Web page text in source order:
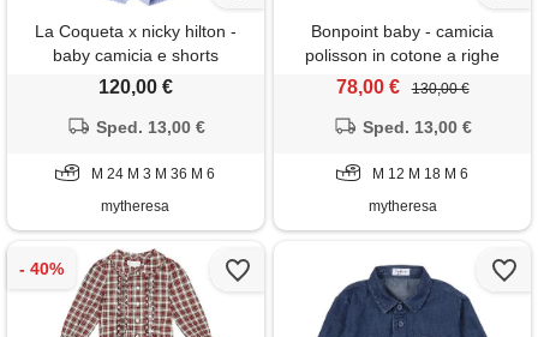
La Coqueta x nicky hilton -
baby camicia e shorts
120,00 €
Sped. 13,00 €
M 24 M 3 M 36 M 6
mytheresa
Bonpoint baby - camicia
polisson in cotone a righe
78,00 € 130,00 €
Sped. 13,00 €
M 12 M 18 M 6
mytheresa